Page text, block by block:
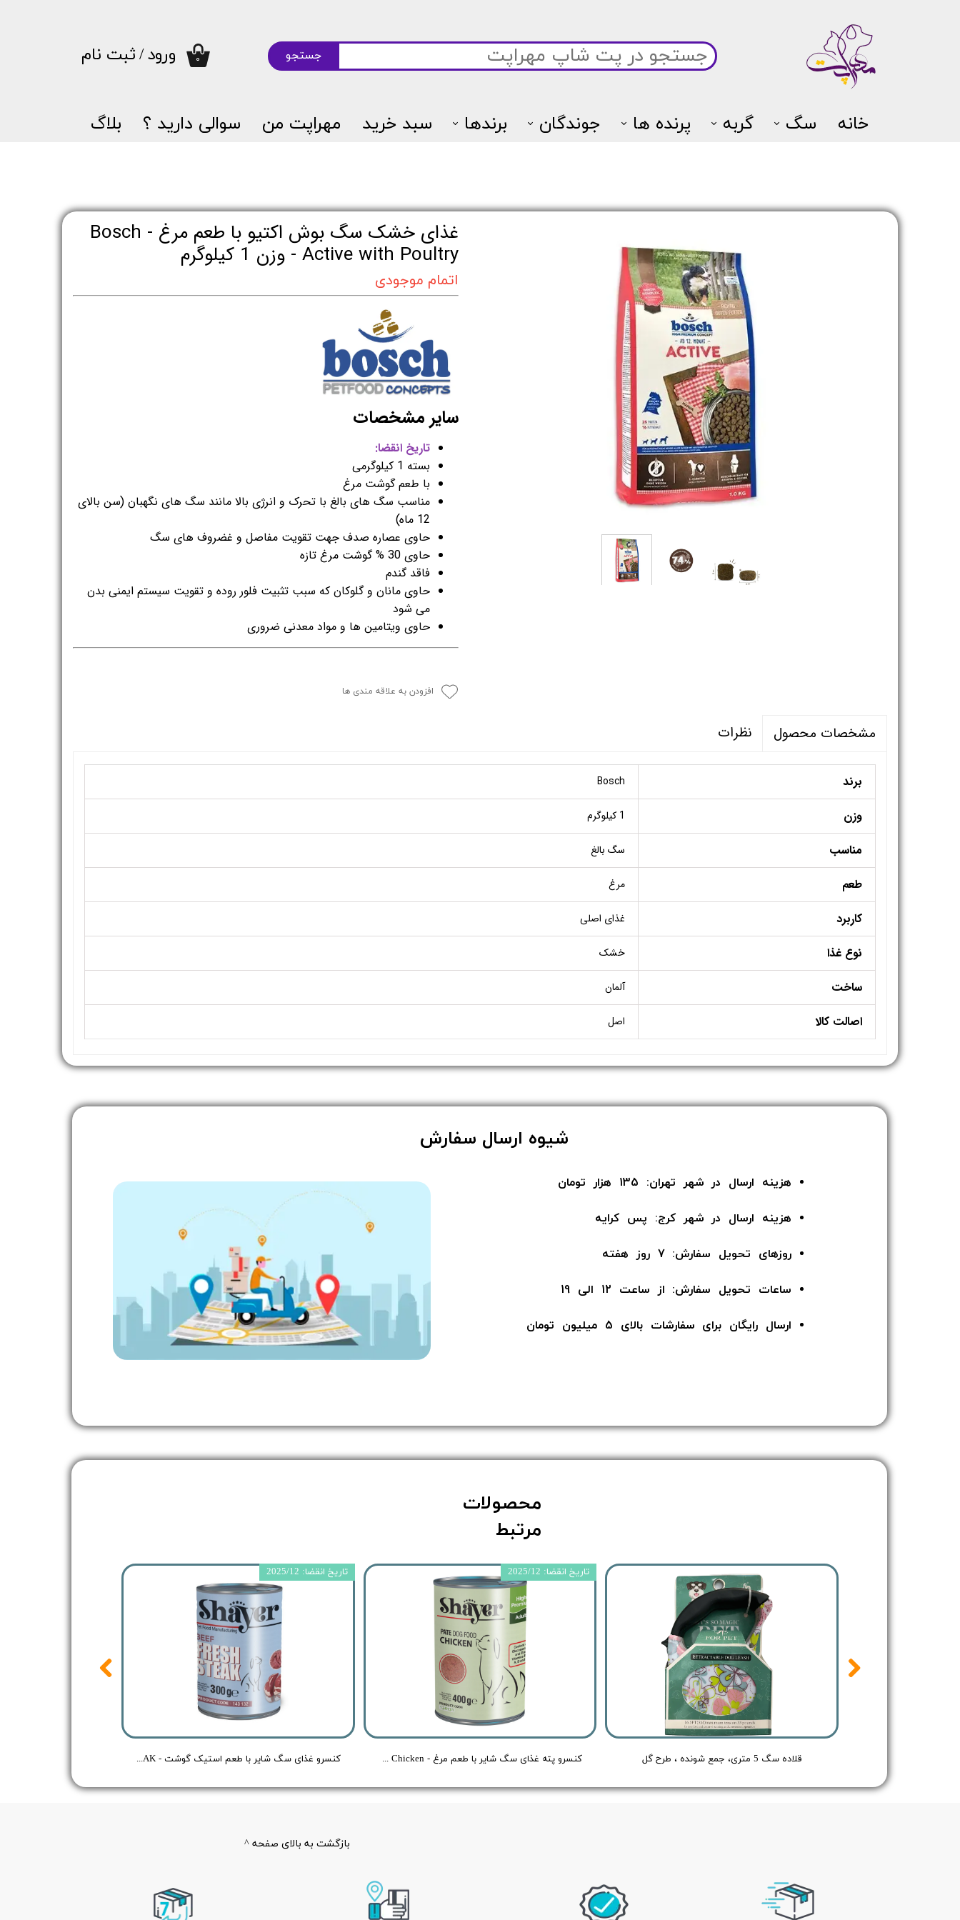
خانه سگ گربه پرنده ها جوندگان برندها سبد خرید مهراپت من سوالی دارید ؟ بلاگ
۰ جستجو ورود/ثبت نام
غذای خشک سگ بوش اکتیو با طعم مرغ - Bosch
Active with Poultry - وزن 1 کیلوگرم
اتمام موجودی
سایر مشخصات
تاریخ انقضا:
بسته 1 کیلوگرمی
با طعم گوشت مرغ
مناسب سگ های بالغ با تحرک و انرژی بالا مانند سگ های نگهبان (سن بالای
12 ماه)
حاوی عصاره صدف جهت تقویت مفاصل و غضروف های سگ
حاوی 30 % گوشت مرغ تازه
فاقد گندم
حاوی مانان و گلوکان که سبب تثبیت فلور روده و تقویت سیستم ایمنی بدن
می شود
حاوی ویتامین ها و مواد معدنی ضروری
افزودن به علاقه مندی ها
مشخصات محصول نظرات
برند Bosch
وزن 1 کیلوگرم
مناسب سگ بالغ
طعم مرغ
کاربرد غذای اصلی
نوع غذا خشک
ساخت آلمان
اصالت کالا اصل
هزینه ارسال در شهر تهران: 135 هزار تومان
هزینه ارسال در شهر کرج: پس کرایه
روزهای تحویل سفارش: 7 روز هفته
ساعات تحویل سفارش: از ساعت 12 الی 19
ارسال رایگان برای سفارشات بالای 5 میلیون تومان​​​​​​​
​شیوه ارسال سفارش
کنسرو غذای سگ شایر با طعم استیک گوشت - Shayer BEEF FRESH STEAK - وزن 300 گرم
تاریخ انقضا: 2025/12
کنسرو پته غذای سگ شایر با طعم مرغ - Shayer Pate Dog Food Chicken - وزن 400 گرم
تاریخ انقضا: 2025/12
قلاده سگ 5 متری، جمع شونده ، طرح گل
محصولات
مرتبط
بازگشت به بالای صفحه ^